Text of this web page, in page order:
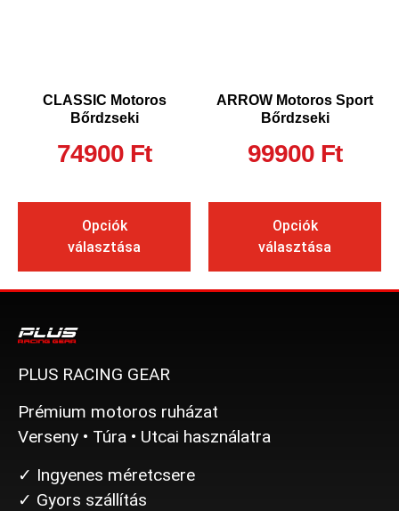
CLASSIC Motoros
Bőrdzseki
74900 Ft
Opciók
választása
ARROW Motoros Sport
Bőrdzseki
99900 Ft
Opciók
választása
PLUS RACING GEAR
Prémium motoros ruházat
Verseny • Túra • Utcai használatra
✓ Ingyenes méretcsere
✓ Gyors szállítás